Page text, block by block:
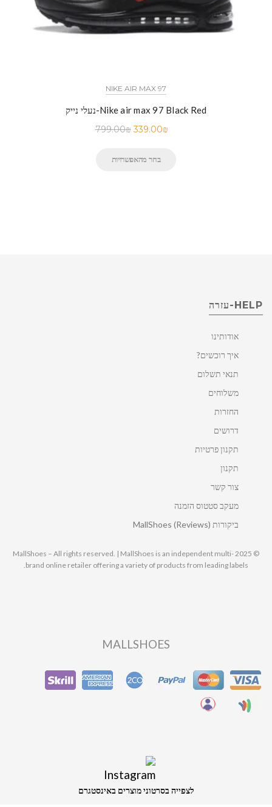
NIKE AIR MAX 97
נעלי נייק-Nike air max 97 Black Red
799.00₪ 339.00₪
בחר מהאפשרויות
HELP-עזרה
אודותינו
איך רוכשים?
תנאי תשלום
משלוחים
החזרות
דרושים
תקנון פרטיות
תקנון
צור קשר
מעקב סטטוס הזמנה
ביקורות MallShoes (Reviews)
© 2025 MallShoes – All rights reserved. | MallShoes is an independent multi-
brand online retailer offering a variety of products from leading labels.
MALLSHOES
לצפייה בסרטוני מוצרים באינסטגרם